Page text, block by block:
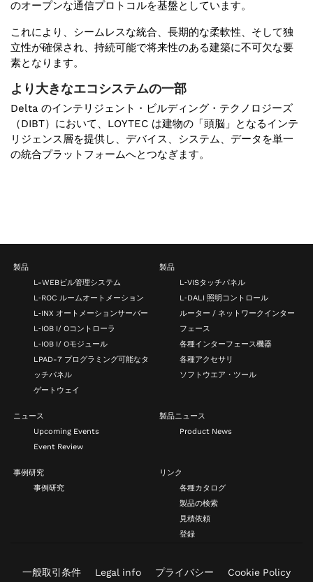
のオープンな通信プロトコルを基盤としています。
これにより、シームレスな統合、長期的な柔軟性、そして独
立性が確保され、持続可能で将来性のある建築に不可欠な要
素となります。
より大きなエコシステムの一部
Delta のインテリジェント・ビルディング・テクノロジーズ
（DIBT）において、LOYTEC は建物の「頭脳」となるインテ
リジェンス層を提供し、デバイス、システム、データを単一
の統合プラットフォームへとつなぎます。
製品
L-WEBビル管理システム
L‑ROC ルームオートメーション
L‑INX オートメーションサーバー
L‑IOB I/ Oコントローラ
L‑IOB I/ Oモジュール
LPAD-7 プログラミング可能なタ
ッチパネル
ゲートウェイ
製品
L‑VISタッチパネル
L‑DALI 照明コントロール
ルーター / ネットワークインター
フェース
各種インターフェース機器
各種アクセサリ
ソフトウエア・ツール
ニュース
Upcoming Events
Event Review
製品ニュース
Product News
事例研究
事例研究
リンク
各種カタログ
製品の検索
見積依頼
登録
一般取引条件 Legal info プライバシー Cookie Policy